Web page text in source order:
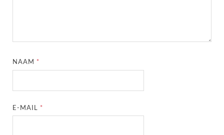
NAAM *
E-MAIL *